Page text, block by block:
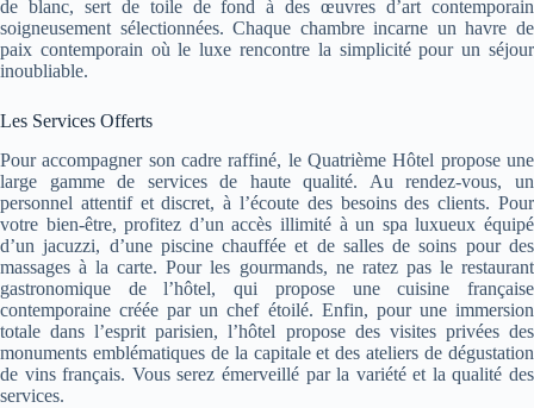
de blanc, sert de toile de fond à des œuvres d’art contemporain
soigneusement sélectionnées. Chaque chambre incarne un havre de
paix contemporain où le luxe rencontre la simplicité pour un séjour
inoubliable.
Les Services Offerts
Pour accompagner son cadre raffiné, le Quatrième Hôtel propose une
large gamme de services de haute qualité. Au rendez-vous, un
personnel attentif et discret, à l’écoute des besoins des clients. Pour
votre bien-être, profitez d’un accès illimité à un spa luxueux équipé
d’un jacuzzi, d’une piscine chauffée et de salles de soins pour des
massages à la carte. Pour les gourmands, ne ratez pas le restaurant
gastronomique de l’hôtel, qui propose une cuisine française
contemporaine créée par un chef étoilé. Enfin, pour une immersion
totale dans l’esprit parisien, l’hôtel propose des visites privées des
monuments emblématiques de la capitale et des ateliers de dégustation
de vins français. Vous serez émerveillé par la variété et la qualité des
services.